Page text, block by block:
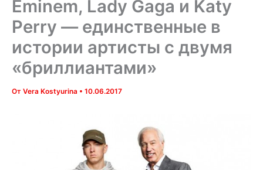
Eminem, Lady Gaga и Katy
Perry — единственные в
истории артисты с двумя
«бриллиантами»
От Vera Kostyurina • 10.06.2017